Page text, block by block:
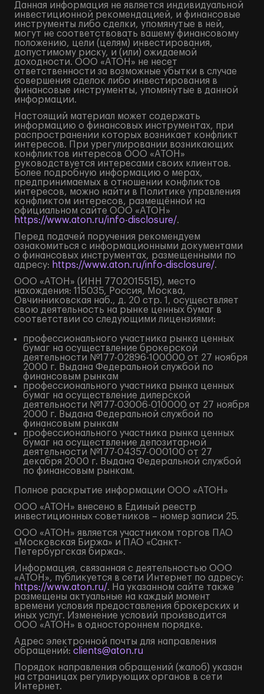
Данная информация не является индивидуальной
инвестиционной рекомендацией, и финансовые
инструменты либо сделки, упомянутые в ней,
могут не соответствовать вашему финансовому
положению, цели (целям) инвестирования,
допустимому риску, и (или) ожидаемой
доходности. ООО «АТОН» не несет
ответственности за возможные убытки в случае
совершения сделок либо инвестирования в
финансовые инструменты, упомянутые в данной
информации.
Настоящий материал может содержать
информацию о финансовых инструментах, при
распространении которых возникает конфликт
интересов. При урегулировании возникающих
конфликтов интересов ООО «АТОН»
руководствуется интересами своих клиентов.
Более подробную информацию о мерах,
предпринимаемых в отношении конфликтов
интересов, можно найти в Политике управления
конфликтом интересов, размещённой на
официальном сайте ООО «АТОН»
https://www.aton.ru/info-disclosure/.
Перед подачей поручения рекомендуем
ознакомиться с информационными документами
о финансовых инструментах, размещенными по
адресу: https://www.aton.ru/info-disclosure/.
ООО «АТОН» (ИНН 7702015515), место
нахождения: 115035, Россия, Москва,
Овчинниковская наб., д. 20 стр. 1, осуществляет
свою деятельность на рынке ценных бумаг в
соответствии со следующими лицензиями:
профессионального участника рынка ценных
бумаг на осуществление брокерской
деятельности №177-02896-100000 от 27 ноября
2000 г. Выдана Федеральной службой по
финансовым рынкам
профессионального участника рынка ценных
бумаг на осуществление дилерской
деятельности №177-03006-010000 от 27 ноября
2000 г. Выдана Федеральной службой по
финансовым рынкам
профессионального участника рынка ценных
бумаг на осуществление депозитарной
деятельности №177-04357-000100 от 27
декабря 2000 г. Выдана Федеральной службой
по финансовым рынкам.
Полное раскрытие информации ООО «АТОН»
ООО «АТОН» внесено в Единый реестр
инвестиционных советников – номер записи 25.
ООО «АТОН» является участником торгов ПАО
«Московская Биржа» и ПАО «Санкт-
Петербургская биржа».
Информация, связанная с деятельностью ООО
«АТОН», публикуется в сети Интернет по адресу:
https://www.aton.ru/. На указанном сайте также
размещены актуальные на каждый момент
времени условия предоставления брокерских и
иных услуг. Изменение условий производится
ООО «АТОН» в одностороннем порядке.
Адрес электронной почты для направления
обращений: clients@aton.ru
Порядок направления обращений (жалоб) указан
на страницах регулирующих органов в сети
Интернет.